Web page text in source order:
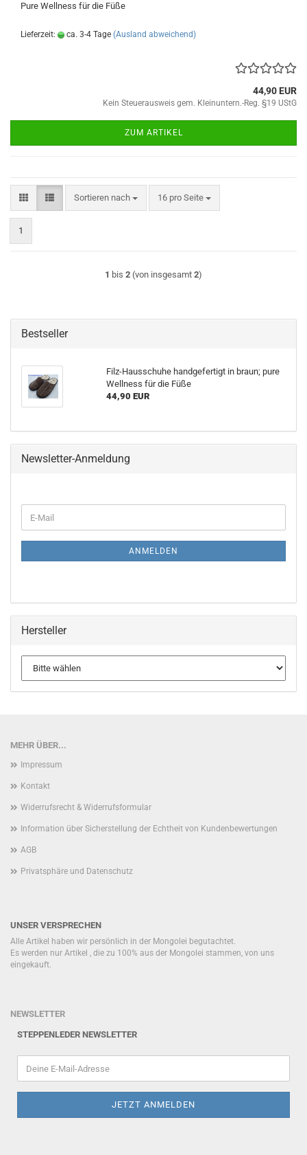
Pure Wellness für die Füße
Lieferzeit: ca. 3-4 Tage (Ausland abweichend)
44,90 EUR
Kein Steuerausweis gem. Kleinuntern.-Reg. §19 UStG
ZUM ARTIKEL
Sortieren nach
Sortieren nach 16 pro Seite
pro Seite
1
1 bis 2 (von insgesamt 2)
Bestseller
Filz-Hausschuhe handgefertigt in braun; pure
Wellness für die Füße
44,90 EUR
Newsletter-Anmeldung
ZUR
E-
Mail
ANMELDEN
Hersteller
MEHR ÜBER...
Impressum
Kontakt
Widerrufsrecht & Widerrufsformular
Information über Sicherstellung der Echtheit von Kundenbewertungen
AGB
Privatsphäre und Datenschutz
UNSER VERSPRECHEN
Alle Artikel haben wir persönlich in der Mongolei begutachtet.
Es werden nur Artikel , die zu 100% aus der Mongolei stammen, von uns
eingekauft.
NEWSLETTER
STEPPENLEDER NEWSLETTER